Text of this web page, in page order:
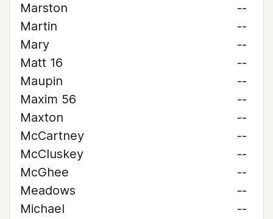
Marston
--
Martin
--
Mary
--
Matt 16
--
Maupin
--
Maxim 56
--
Maxton
--
McCartney
--
McCluskey
--
McGhee
--
Meadows
--
Michael
--